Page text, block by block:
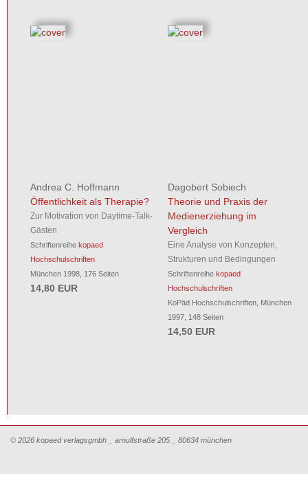
Andrea C. Hoffmann
Öffentlichkeit als Therapie?
Zur Motivation von Daytime-Talk-
Gästen
Schriftenreihe kopaed
Hochschulschriften
München 1998, 176 Seiten
14,80 EUR
Dagobert Sobiech
Theorie und Praxis der
Medienerziehung im
Vergleich
Eine Analyse von Konzepten,
Strukturen und Bedingungen
Schriftenreihekopaed
Hochschulschriften
KoPäd Hochschulschriften, München
1997, 148 Seiten
14,50 EUR
© 2026 kopaed verlagsgmbh _ arnulfstraße 205 _ 80634 münchen